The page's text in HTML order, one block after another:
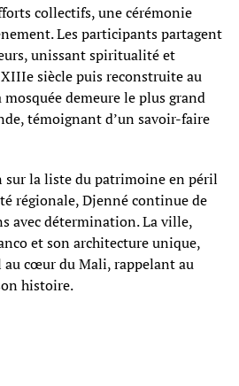
collectifs, une cérémonie
Les participants partagent
unissant spiritualité et
siècle puis reconstruite au
demeure le plus grand
témoignant d’un savoir-faire
la liste du patrimoine en péril
régionale, Djenné continue de
avec détermination. La ville,
et son architecture unique,
au cœur du Mali, rappelant au
histoire.